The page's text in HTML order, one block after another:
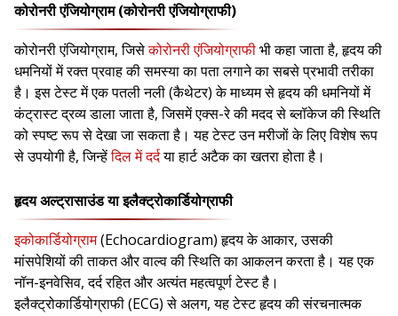
कोरोनरी एंजियोग्राम (कोरोनरी एंजियोग्राफी)
कोरोनरी एंजियोग्राम, जिसेकोरोनरी एंजियोग्राफीभी कहा जाता है, हृदय की
धमनियों में रक्त प्रवाह की समस्या का पता लगाने का सबसे प्रभावी तरीका
है। इस टेस्ट में एक पतली नली (कैथेटर) के माध्यम से हृदय की धमनियों में
कंट्रास्ट द्रव्य डाला जाता है, जिसमें एक्स-रे की मदद से ब्लॉकेज की स्थिति
को स्पष्ट रूप से देखा जा सकता है। यह टेस्ट उन मरीजों के लिए विशेष रूप
से उपयोगी है, जिन्हेंदिल में दर्दया हार्ट अटैक का खतरा होता है।
हृदय अल्ट्रासाउंड या इलैक्ट्रोकार्डियोग्राफी
इकोकार्डियोग्राम(Echocardiogram) हृदय के आकार, उसकी
मांसपेशियों की ताकत और वाल्व की स्थिति का आकलन करता है। यह एक
नॉन-इनवेसिव, दर्द रहित और अत्यंत महत्वपूर्ण टेस्ट है।
इलैक्ट्रोकार्डियोग्राफी (ECG) से अलग, यह टेस्ट हृदय की संरचनात्मक